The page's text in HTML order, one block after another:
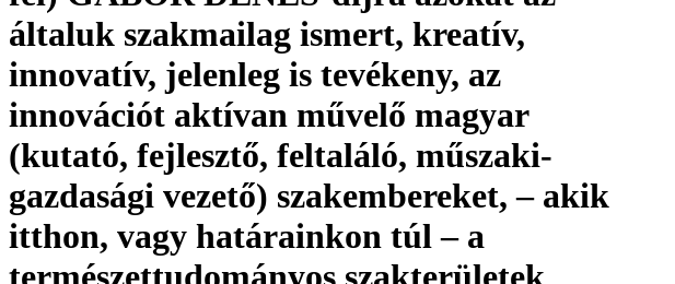
általuk szakmailag ismert, kreatív,
innovatív, jelenleg is tevékeny, az
innovációt aktívan művelő magyar
(kutató, fejlesztő, feltaláló, műszaki-
gazdasági vezető) szakembereket, – akik
itthon, vagy határainkon túl – a